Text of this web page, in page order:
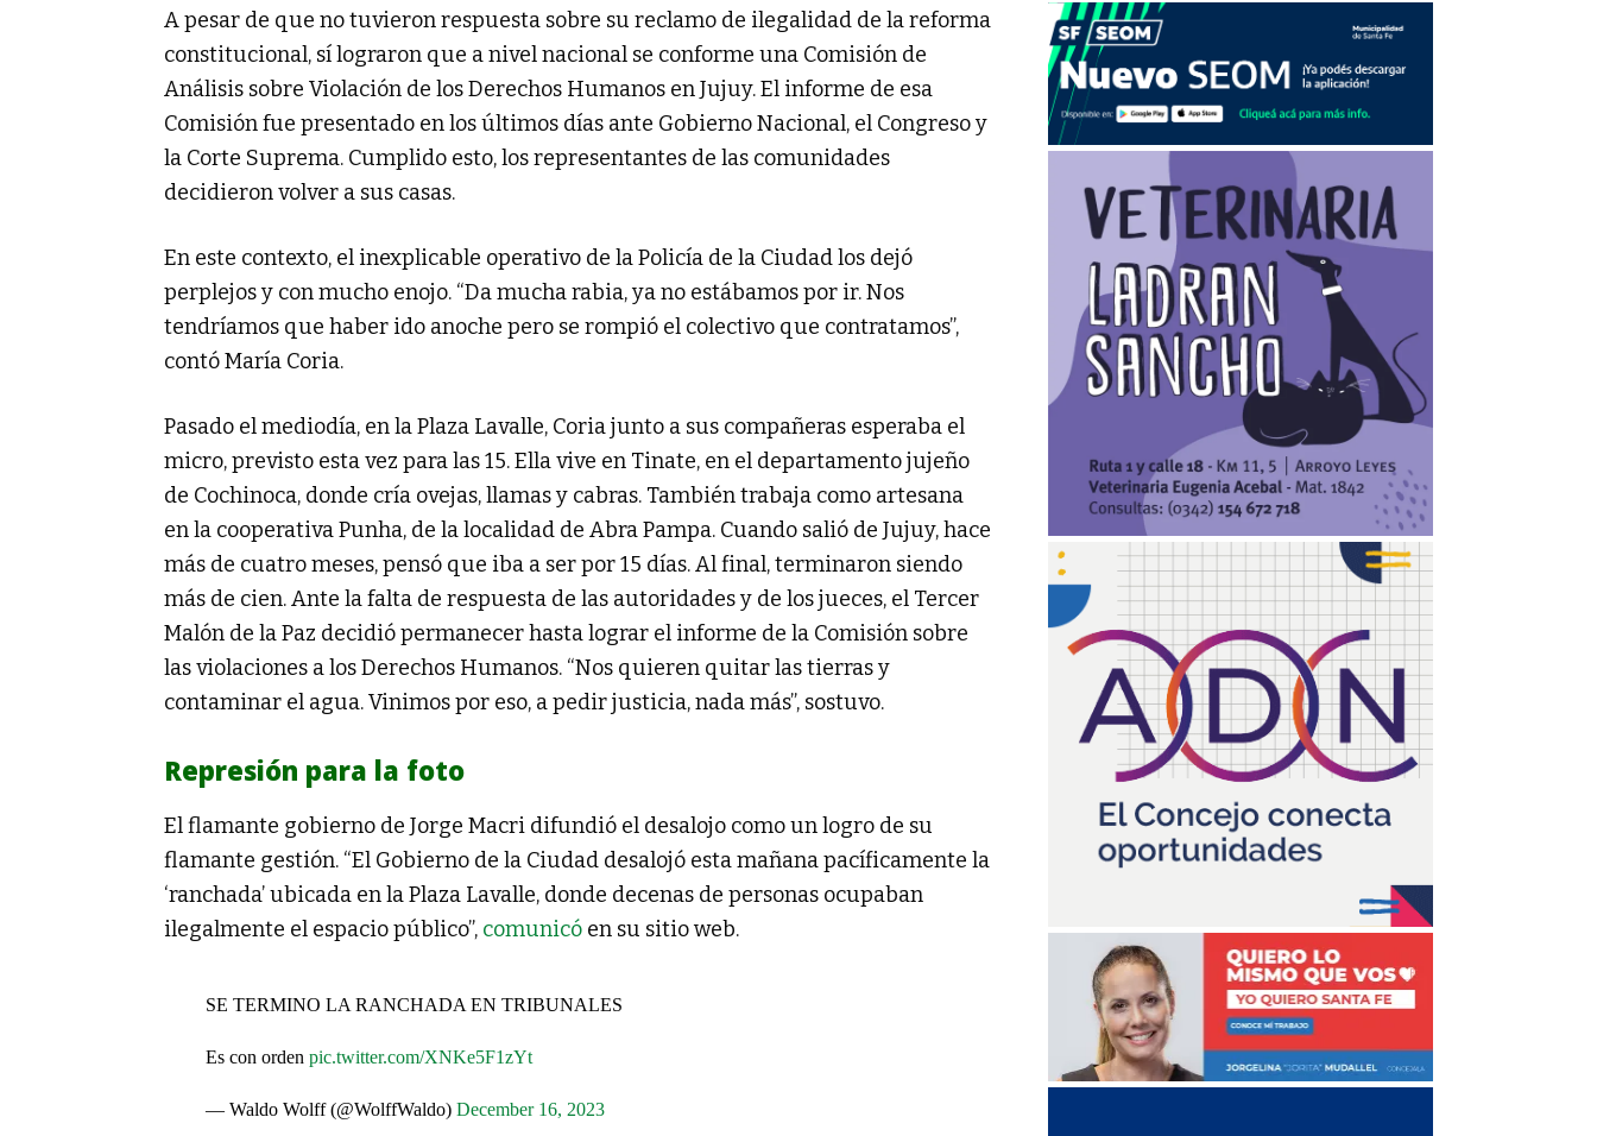
A pesar de que no tuvieron respuesta sobre su reclamo de ilegalidad de la reforma
constitucional, sí lograron que a nivel nacional se conforme una Comisión de
Análisis sobre Violación de los Derechos Humanos en Jujuy. El informe de esa
Comisión fue presentado en los últimos días ante Gobierno Nacional, el Congreso y
la Corte Suprema. Cumplido esto, los representantes de las comunidades
decidieron volver a sus casas.
En este contexto, el inexplicable operativo de la Policía de la Ciudad los dejó
perplejos y con mucho enojo. “Da mucha rabia, ya no estábamos por ir. Nos
tendríamos que haber ido anoche pero se rompió el colectivo que contratamos”,
contó María Coria.
Pasado el mediodía, en la Plaza Lavalle, Coria junto a sus compañeras esperaba el
micro, previsto esta vez para las 15. Ella vive en Tinate, en el departamento jujeño
de Cochinoca, donde cría ovejas, llamas y cabras. También trabaja como artesana
en la cooperativa Punha, de la localidad de Abra Pampa. Cuando salió de Jujuy, hace
más de cuatro meses, pensó que iba a ser por 15 días. Al final, terminaron siendo
más de cien. Ante la falta de respuesta de las autoridades y de los jueces, el Tercer
Malón de la Paz decidió permanecer hasta lograr el informe de la Comisión sobre
las violaciones a los Derechos Humanos. “Nos quieren quitar las tierras y
contaminar el agua. Vinimos por eso, a pedir justicia, nada más”, sostuvo.
Represión para la foto
El flamante gobierno de Jorge Macri difundió el desalojo como un logro de su
flamante gestión. “El Gobierno de la Ciudad desalojó esta mañana pacíficamente la
‘ranchada’ ubicada en la Plaza Lavalle, donde decenas de personas ocupaban
ilegalmente el espacio público”, comunicó en su sitio web.
SE TERMINO LA RANCHADA EN TRIBUNALES
Es con orden pic.twitter.com/XNKe5F1zYt
— Waldo Wolff (@WolffWaldo) December 16, 2023